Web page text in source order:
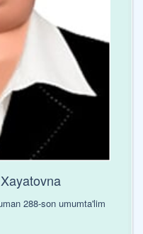
288-son umumta'lim